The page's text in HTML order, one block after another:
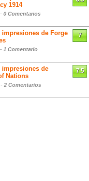
1914
0 Comentarios
impresiones de Forge
1 Comentario
7
impresiones de
Nations
2 Comentarios
7.5